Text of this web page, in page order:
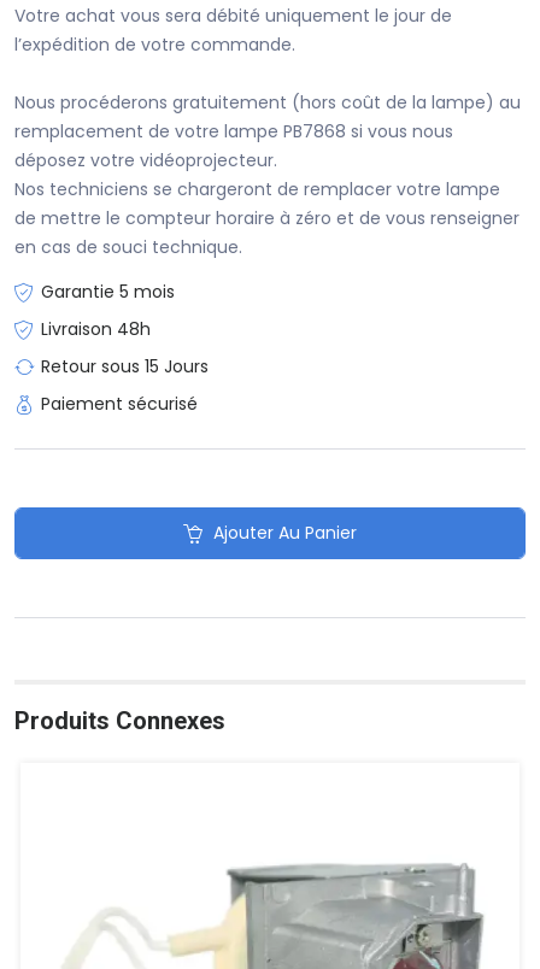
Votre achat vous sera débité uniquement le jour de
l’expédition de votre commande.
Nous procéderons gratuitement (hors coût de la lampe) au
remplacement de votre lampe PB7868 si vous nous
déposez votre vidéoprojecteur.
Nos techniciens se chargeront de remplacer votre lampe
de mettre le compteur horaire à zéro et de vous renseigner
en cas de souci technique.
Garantie 5 mois
Livraison 48h
Retour sous 15 Jours
Paiement sécurisé
Ajouter Au Panier
Produits Connexes